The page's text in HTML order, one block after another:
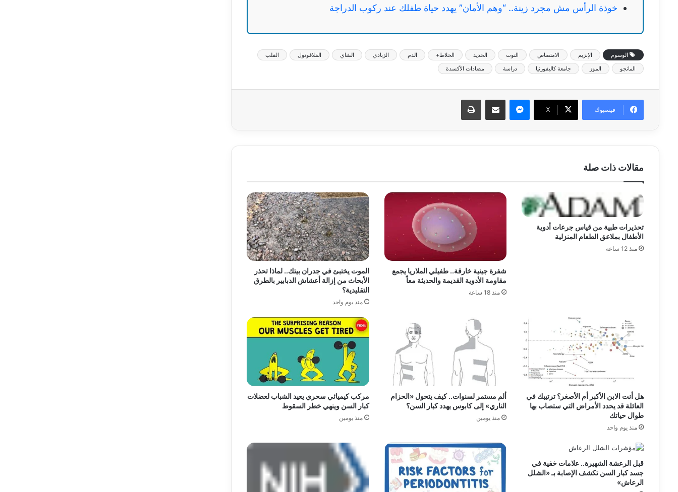
خوذة الرأس مش مجرد زينة.. “وهم الأمان” يهدد حياة طفلك عند ركوب الدراجة
الوسوم الإنزيم الامتصاص التوت الحديد الخلاط+ الدم الزبادي الشاي الفلافونول
القلب
المانجو
الموز جامعة كاليفورنيا دراسة مضادات الأكسدة
فيسبوك ‫X
ماسنجر مشاركة عبر البريد طباعة
مقالات ذات صلة
تحذيرات طبية من قياس جرعات أدوية
الأطفال بملاعق الطعام المنزلية
منذ 12 ساعة
شفرة جينية خارقة.. طفيلي الملاريا يجمع
مقاومة الأدوية القديمة والحديثة معاً
منذ 18 ساعة
الموت يختبئ في جدران بيتك.. لماذا تحذر
الأبحاث من إزالة أعشاش الدبابير بالطرق
التقليدية؟
منذ يوم واحد
هل أنت الابن الأكبر أم الأصغر؟ ترتيبك في
العائلة قد يحدد الأمراض التي ستصاب بها
طوال حياتك
منذ يوم واحد
ألم مستمر لسنوات.. كيف يتحول «الحزام
الناري» إلى كابوس يهدد كبار السن؟
منذ يومين
مركب كيميائي سحري يعيد الشباب لعضلات
كبار السن وينهي خطر السقوط
منذ يومين
قبل الرعشة الشهيرة.. علامات خفية في
جسد كبار السن تكشف الإصابة بـ «الشلل
الرعاش»